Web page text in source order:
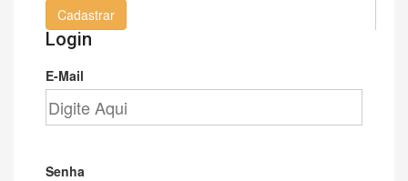
Cadastrar
Login
E-Mail
Senha